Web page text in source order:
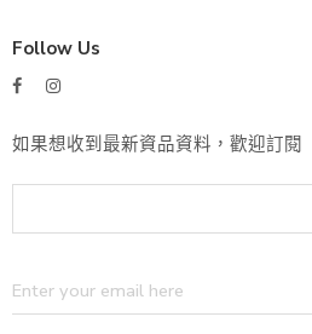
Follow Us
如果想收到最新資品資料，歡迎訂閱